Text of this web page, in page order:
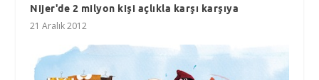
Nijer'de 2 milyon kişi açlıkla karşı karşıya
21 Aralık 2012